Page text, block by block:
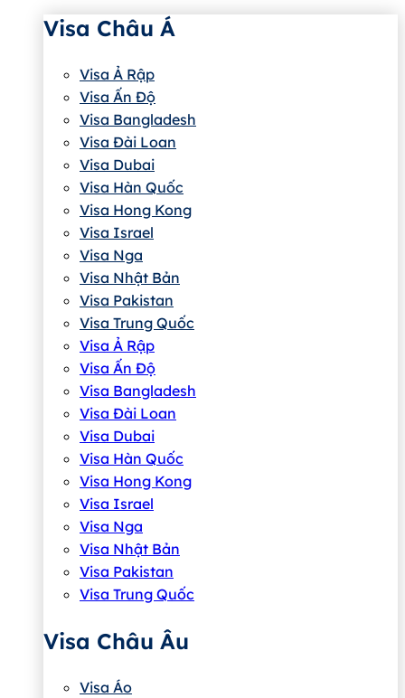
Visa Châu Á
Visa Ả Rập
Visa Ấn Độ
Visa Bangladesh
Visa Đài Loan
Visa Dubai
Visa Hàn Quốc
Visa Hong Kong
Visa Israel
Visa Nga
Visa Nhật Bản
Visa Pakistan
Visa Trung Quốc
Visa Ả Rập
Visa Ấn Độ
Visa Bangladesh
Visa Đài Loan
Visa Dubai
Visa Hàn Quốc
Visa Hong Kong
Visa Israel
Visa Nga
Visa Nhật Bản
Visa Pakistan
Visa Trung Quốc
Visa Châu Âu
Visa Áo